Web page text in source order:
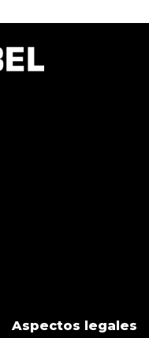
Aspectos legales